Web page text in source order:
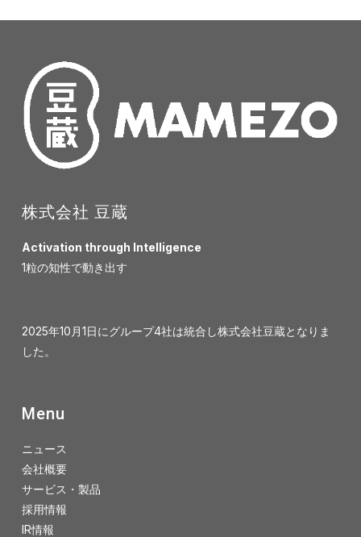
株式会社 豆蔵
Activation through Intelligence
1粒の知性で動き出す
2025年10月1日にグループ4社は統合し株式会社豆蔵となりま
した。
Menu
ニュース
会社概要
サービス・製品
採用情報
IR情報